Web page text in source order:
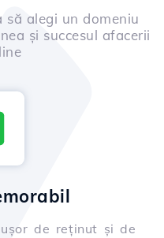
alegi un domeniu
și succesul afacerii
de reținut și de